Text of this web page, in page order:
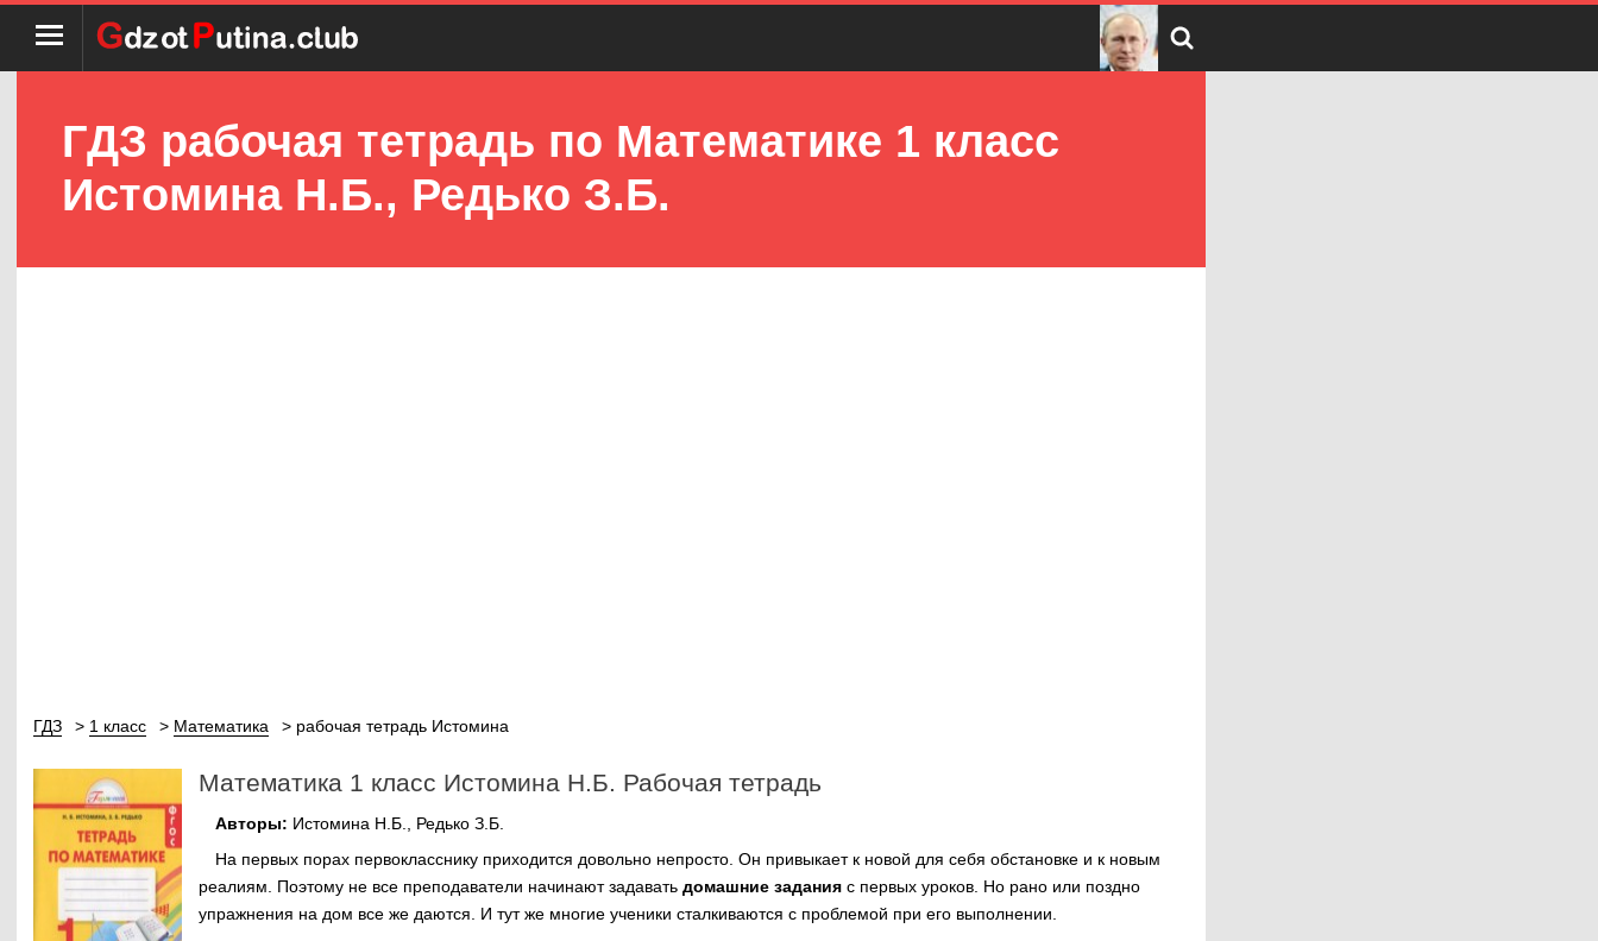
ГДЗ рабочая тетрадь по Математике 1 класс
Истомина Н.Б., Редько З.Б.
ГДЗ 1 класс Математика рабочая тетрадь Истомина
Математика 1 класс Истомина Н.Б. Рабочая тетрадь
Авторы: Истомина Н.Б., Редько З.Б.
На первых порах первокласснику приходится довольно непросто. Он привыкает к новой для себя обстановке и к новым
реалиям. Поэтому не все преподаватели начинают задавать домашние задания с первых уроков. Но рано или поздно
упражнения на дом все же даются. И тут же многие ученики сталкиваются с проблемой при его выполнении.